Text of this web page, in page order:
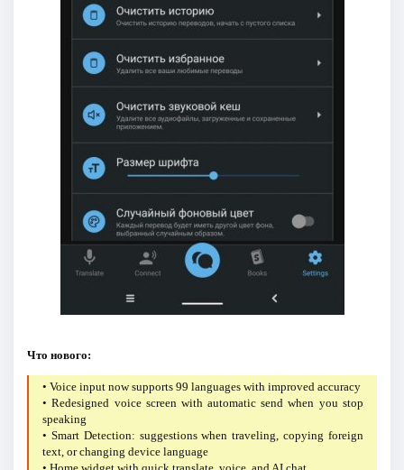
Что нового:
• Voice input now supports 99 languages with improved accuracy
• Redesigned voice screen with automatic send when you stop
speaking
• Smart Detection: suggestions when traveling, copying foreign
text, or changing device language